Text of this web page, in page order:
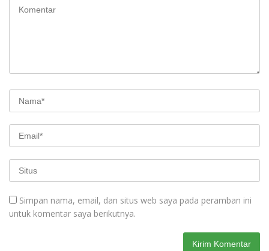
Simpan nama, email, dan situs web saya pada peramban ini
untuk komentar saya berikutnya.